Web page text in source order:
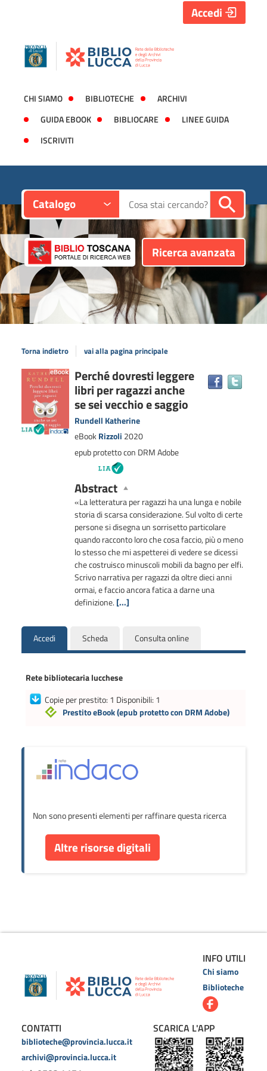
CHI SIAMO BIBLIOTECHE
ARCHIVI
GUIDA EBOOK
BIBLIOCARE
LINEE GUIDA
ISCRIVITI
Accedi
Catalogo Cerca su "Catalogo"
Ricerca avanzata
Torna indietro vai alla pagina principale
Dettaglio
del
documento
Perché dovresti leggere
libri per ragazzi anche
se sei vecchio e saggio
Rundell Katherine
eBookRizzoli 2020
epub protetto con DRM Adobe
Abstract
«La letteratura per ragazzi ha una lunga e nobile
storia di scarsa considerazione. Sul volto di certe
persone si disegna un sorrisetto particolare
quando racconto loro che cosa faccio, più o meno
lo stesso che mi aspetterei di vedere se dicessi
che costruisco minuscoli mobili da bagno per elfi.
Scrivo narrativa per ragazzi da oltre dieci anni
ormai, e faccio ancora fatica a darne una
definizione. [...]
Accedi Scheda Consulta online
Rete bibliotecaria lucchese
Copie per prestito: 1 Disponibili: 1
Prestito eBook(epub protetto con DRM Adobe)
Non sono presenti elementi per raffinare questa ricerca
Altre risorse digitali
INFO UTILI
Chi siamo
Biblioteche
CONTATTI
biblioteche@provincia.lucca.it
archivi@provincia.lucca.it
SCARICA L'APP